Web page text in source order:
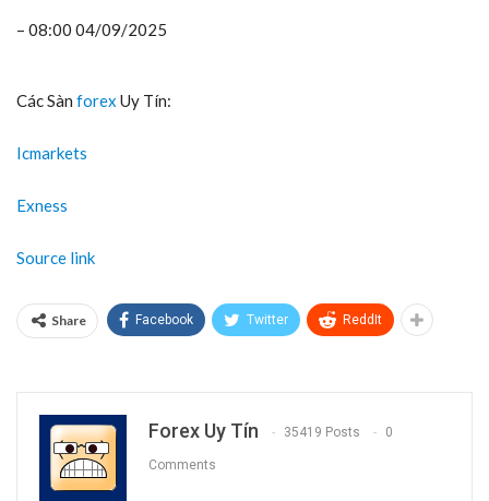
– 08:00 04/09/2025
Các Sàn forex Uy Tín:
Icmarkets
Exness
Source link
Share Facebook Twitter ReddIt
Forex Uy Tín 35419 Posts 0
Comments